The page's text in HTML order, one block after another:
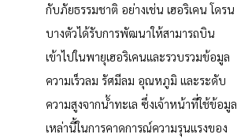
กับภัยธรรมชาติ อย่างเช่น เฮอริเคน โดรน
บางตัวได้รับการพัฒนาให้สามารถบิน
เข้าไปในพายุเฮอริเคนและรวบรวมข้อมูล
ความเร็วลม รัศมีลม อุณหภูมิ และระดับ
ความสูงจากน้ำทะเล ซึ่งเจ้าหน้าที่ใช้ข้อมูล
เหล่านี้ในการคาดการณ์ความรุนแรงของ